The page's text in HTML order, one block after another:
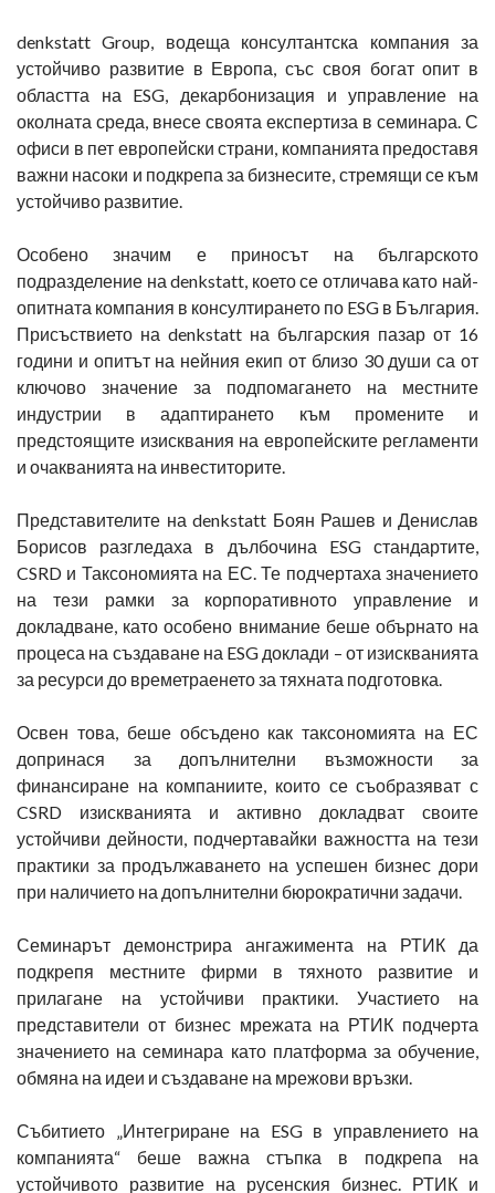
denkstatt Group, водеща консултантска компания за
устойчиво развитие в Европа, със своя богат опит в
областта на ESG, декарбонизация и управление на
околната среда, внесе своята експертиза в семинара. С
офиси в пет европейски страни, компанията предоставя
важни насоки и подкрепа за бизнесите, стремящи се към
устойчиво развитие.
Особено значим е приносът на българското
подразделение на denkstatt, което се отличава като най-
опитната компания в консултирането по ESG в България.
Присъствието на denkstatt на българския пазар от 16
години и опитът на нейния екип от близо 30 души са от
ключово значение за подпомагането на местните
индустрии в адаптирането към промените и
предстоящите изисквания на европейските регламенти
и очакванията на инвеститорите.
Представителите на denkstatt Боян Рашев и Денислав
Борисов разгледаха в дълбочина ESG стандартите,
CSRD и Таксономията на ЕС. Те подчертаха значението
на тези рамки за корпоративното управление и
докладване, като особено внимание беше обърнато на
процеса на създаване на ESG доклади – от изискванията
за ресурси до времетраенето за тяхната подготовка.
Освен това, беше обсъдено как таксономията на ЕС
допринася за допълнителни възможности за
финансиране на компаниите, които се съобразяват с
CSRD изискванията и активно докладват своите
устойчиви дейности, подчертавайки важността на тези
практики за продължаването на успешен бизнес дори
при наличието на допълнителни бюрократични задачи.
Семинарът демонстрира ангажимента на РТИК да
подкрепя местните фирми в тяхното развитие и
прилагане на устойчиви практики. Участието на
представители от бизнес мрежата на РТИК подчерта
значението на семинара като платформа за обучение,
обмяна на идеи и създаване на мрежови връзки.
Събитието „Интегриране на ESG в управлението на
компанията“ беше важна стъпка в подкрепа на
устойчивото развитие на русенския бизнес. РТИК и